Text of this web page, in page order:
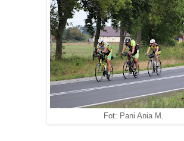
Fot: Pani Ania M.